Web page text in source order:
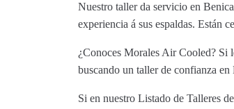
Nuestro taller da servicio en
experiencia á sus espaldas. Están
¿Conoces Morales Air Cooled? Si
buscando un taller de confianza
Si en nuestro Listado de Talleres